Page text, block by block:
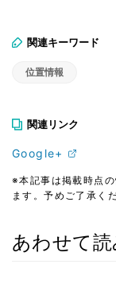
関連キーワード
位置情報
関連リンク
Google+
※本記事は掲載時点
ます。予めご了承く
あわせて